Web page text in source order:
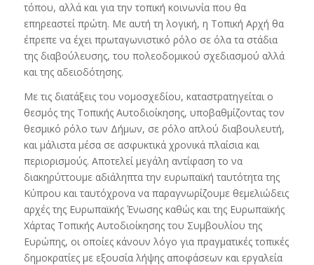
τόπου, αλλά και για την τοπική κοινωνία που θα
επηρεαστεί πρώτη. Με αυτή τη λογική, η Τοπική Αρχή θα
έπρεπε να έχει πρωταγωνιστικό ρόλο σε όλα τα στάδια
της διαβούλευσης, του πολεοδομικού σχεδιασμού αλλά
και της αδειοδότησης.
Με τις διατάξεις του νομοσχεδίου, καταστρατηγείται ο
θεσμός της Τοπικής Αυτοδιοίκησης, υποβαθμίζοντας τον
θεσμικό ρόλο των Δήμων, σε ρόλο απλού διαβουλευτή,
και μάλιστα μέσα σε ασφυκτικά χρονικά πλαίσια και
περιορισμούς. Αποτελεί μεγάλη αντίφαση το να
διακηρύττουμε αδιάληπτα την ευρωπαϊκή ταυτότητα της
Κύπρου και ταυτόχρονα να παραγνωρίζουμε θεμελιώδεις
αρχές της Ευρωπαϊκής Ένωσης καθώς και της Ευρωπαϊκής
Χάρτας Τοπικής Αυτοδιοίκησης του Συμβουλίου της
Ευρώπης, οι οποίες κάνουν λόγο για πραγματικές τοπικές
δημοκρατίες με εξουσία λήψης αποφάσεων και εργαλεία